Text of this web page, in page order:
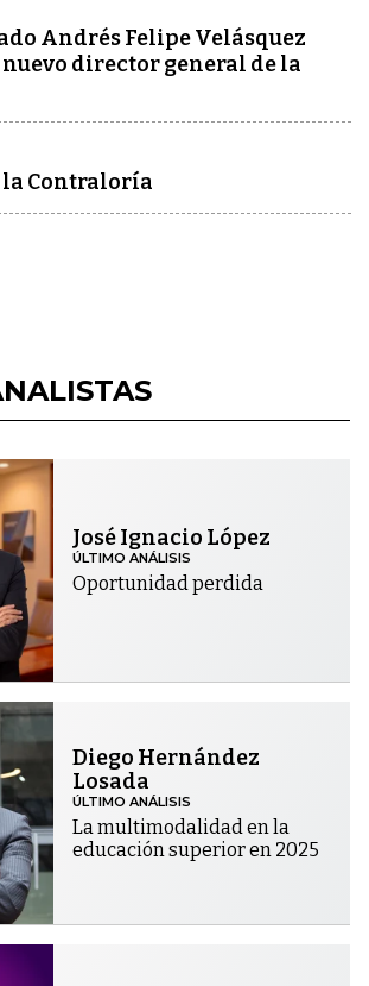
Andrés Felipe Velásquez
director general de la
la Contraloría
José Ignacio López
ÚLTIMO ANÁLISIS
Oportunidad perdida
Diego Hernández
Losada
ÚLTIMO ANÁLISIS
La multimodalidad en la
educación superior en 2025